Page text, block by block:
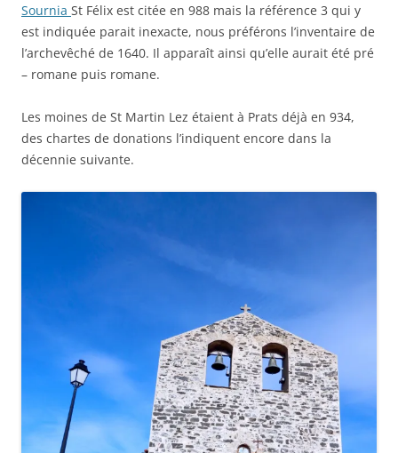
Sournia St Félix est citée en 988 mais la référence 3 qui y
est indiquée parait inexacte, nous préférons l’inventaire de
l’archevêché de 1640. Il apparaît ainsi qu’elle aurait été pré
– romane puis romane.
Les moines de St Martin Lez étaient à Prats déjà en 934,
des chartes de donations l’indiquent encore dans la
décennie suivante.